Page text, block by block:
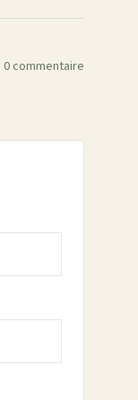
0 commentaire